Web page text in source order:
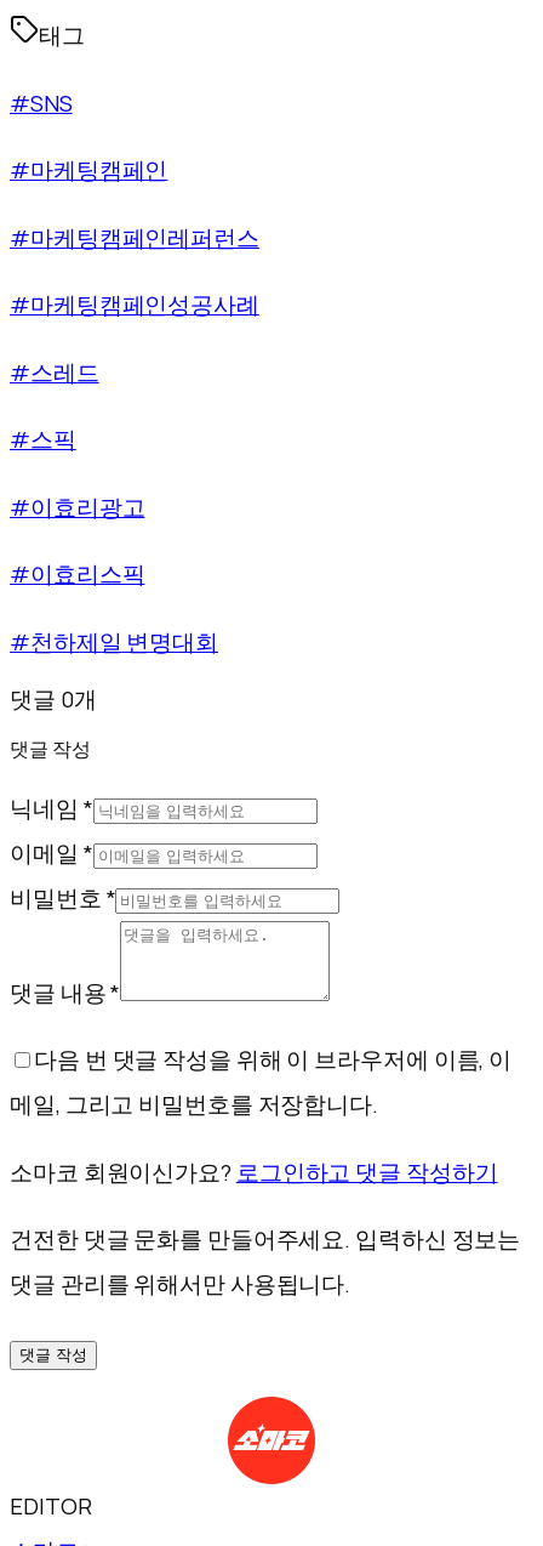
태그
#SNS
#마케팅캠페인
#마케팅캠페인레퍼런스
#마케팅캠페인성공사례
#스레드
#스픽
#이효리광고
#이효리스픽
#천하제일 변명대회
댓글 0개
댓글 작성
닉네임 *
이메일 *
비밀번호 *
댓글 내용 *
다음 번 댓글 작성을 위해 이 브라우저에 이름, 이
메일, 그리고 비밀번호를 저장합니다.
소마코 회원이신가요? 로그인하고 댓글 작성하기
건전한 댓글 문화를 만들어주세요. 입력하신 정보는
댓글 관리를 위해서만 사용됩니다.
댓글 작성
EDITOR